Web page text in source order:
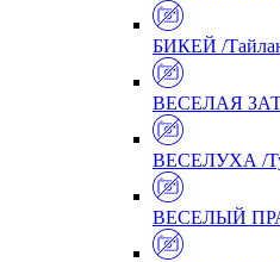
БИКЕЙ /
ВЕСЕЛАЯ
ВЕСЕЛУХА /
ВЕСЕЛЫЙ